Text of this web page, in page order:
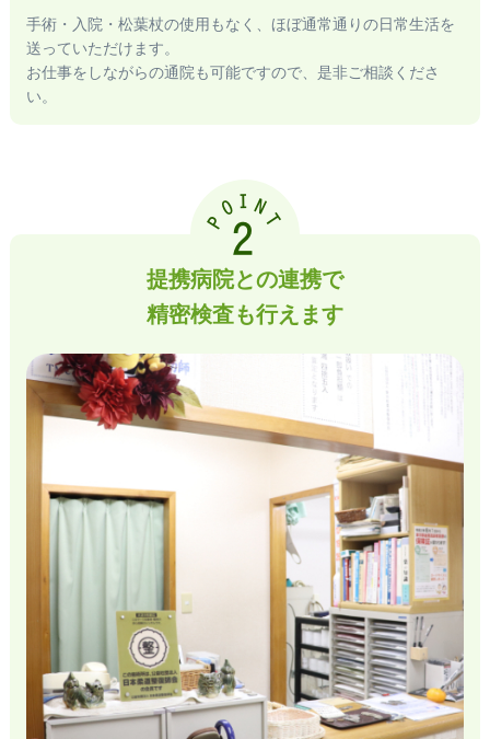
手術・入院・松葉杖の使用もなく、ほぼ通常通りの日常生活を
送っていただけます。
お仕事をしながらの通院も可能ですので、是非ご相談くださ
い。
P
O I N
T
2
提携病院との連携で
精密検査も行えます